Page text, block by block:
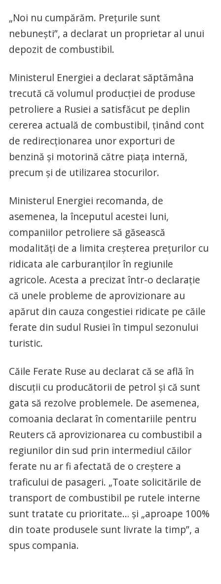
„Noi nu cumpărăm. Prețurile sunt
nebunești”, a declarat un proprietar al unui
depozit de combustibil.
Ministerul Energiei a declarat săptămâna
trecută că volumul producției de produse
petroliere a Rusiei a satisfăcut pe deplin
cererea actuală de combustibil, ținând cont
de redirecționarea unor exporturi de
benzină și motorină către piața internă,
precum și de utilizarea stocurilor.
Ministerul Energiei recomanda, de
asemenea, la începutul acestei luni,
companiilor petroliere să găsească
modalități de a limita creșterea prețurilor cu
ridicata ale carburanților în regiunile
agricole. Acesta a precizat într-o declarație
că unele probleme de aprovizionare au
apărut din cauza congestiei ridicate pe căile
ferate din sudul Rusiei în timpul sezonului
turistic.
Căile Ferate Ruse au declarat că se află în
discuții cu producătorii de petrol și că sunt
gata să rezolve problemele. De asemenea,
comoania declarat în comentariile pentru
Reuters că aprovizionarea cu combustibil a
regiunilor din sud prin intermediul căilor
ferate nu ar fi afectată de o creștere a
traficului de pasageri. „Toate solicitările de
transport de combustibil pe rutele interne
sunt tratate cu prioritate… și „aproape 100%
din toate produsele sunt livrate la timp”, a
spus compania.